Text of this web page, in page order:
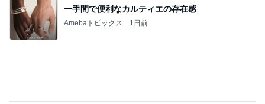
子どもが大きくなって嬉しいお出かけ
Amebaトピックス 1日前